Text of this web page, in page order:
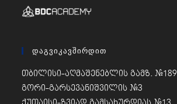
Დაგვიკავშირდით
თბილისი-აღმაშენებლის გამზ. #189
გორი-გარსევანიშვილის #3